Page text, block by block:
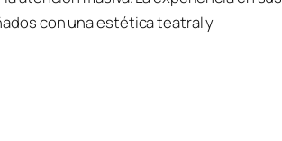
con una estética teatral y